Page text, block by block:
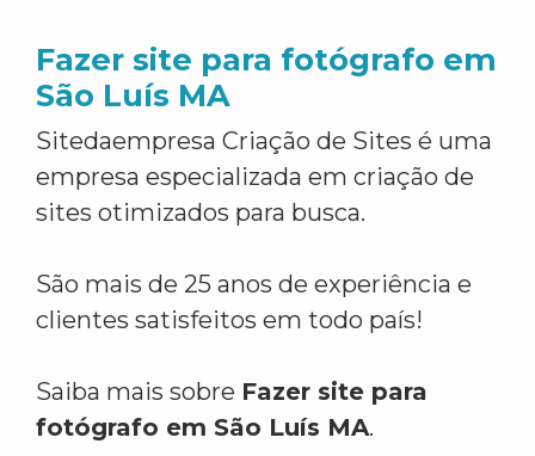
Fazer site para fotógrafo em
São Luís MA
Sitedaempresa Criação de Sites é uma
empresa especializada em criação de
sites otimizados para busca.
São mais de 25 anos de experiência e
clientes satisfeitos em todo país!
Saiba mais sobre Fazer site para
fotógrafo em São Luís MA.